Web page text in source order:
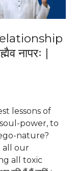
नापरः |
lessons of
power, to
nature?
all our
all toxic